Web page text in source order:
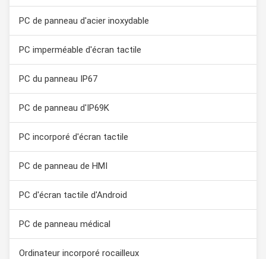
PC de panneau d'acier inoxydable
PC imperméable d'écran tactile
PC du panneau IP67
PC de panneau d'IP69K
PC incorporé d'écran tactile
PC de panneau de HMI
PC d'écran tactile d'Android
PC de panneau médical
Ordinateur incorporé rocailleux